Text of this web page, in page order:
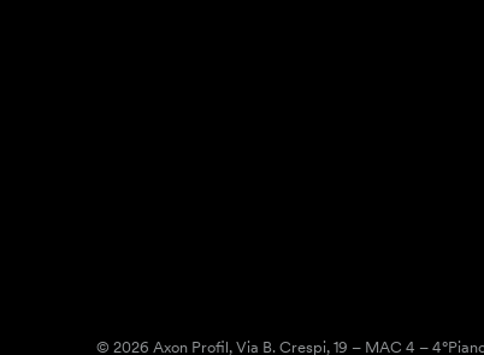
© 2026 Axon Profil, Via B. Crespi, 19 – MAC 4 –